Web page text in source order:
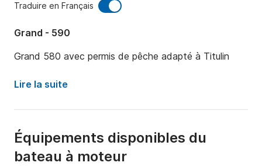
Traduire en Français
Grand - 590
Grand 580 avec permis de pêche adapté à Titulin
Lire la suite
Équipements disponibles du
bateau à moteur